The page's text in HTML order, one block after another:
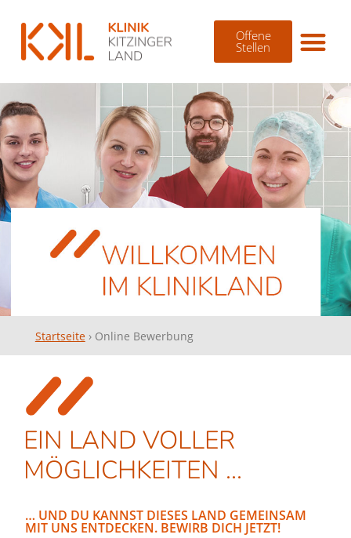
Offene
Stellen
Startseite› Online Bewerbung
EIN LAND VOLLER
MÖGLICH­KEITEN ...
… UND DU KANNST DIESES LAND GEMEINSAM
MIT UNS ENTDECKEN. BEWIRB DICH JETZT!